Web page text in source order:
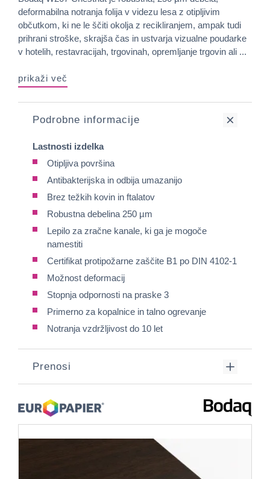
deformabilna notranja folija v videzu lesa z otipljivim
občutkom, ki ne le ščiti okolja z recikliranjem, ampak tudi
prihrani stroške, skrajša čas in ustvarja vizualne poudarke
v hotelih, restavracijah, trgovinah, opremljanje trgovin ali ...
prikaži več
Podrobne informacije
Lastnosti izdelka
Otipljiva površina
Antibakterijska in odbija umazanijo
Brez težkih kovin in ftalatov
Robustna debelina 250 µm
Lepilo za zračne kanale, ki ga je mogoče
namestiti
Certifikat protipožarne zaščite B1 po DIN 4102-1
Možnost deformacij
Stopnja odpornosti na praske 3
Primerno za kopalnice in talno ogrevanje
Notranja vzdržljivost do 10 let
Prenosi